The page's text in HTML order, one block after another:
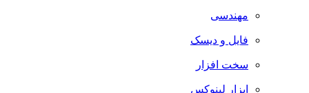
مهندسی
فایل و دیسک
سخت افزار
ابزار لینوکس